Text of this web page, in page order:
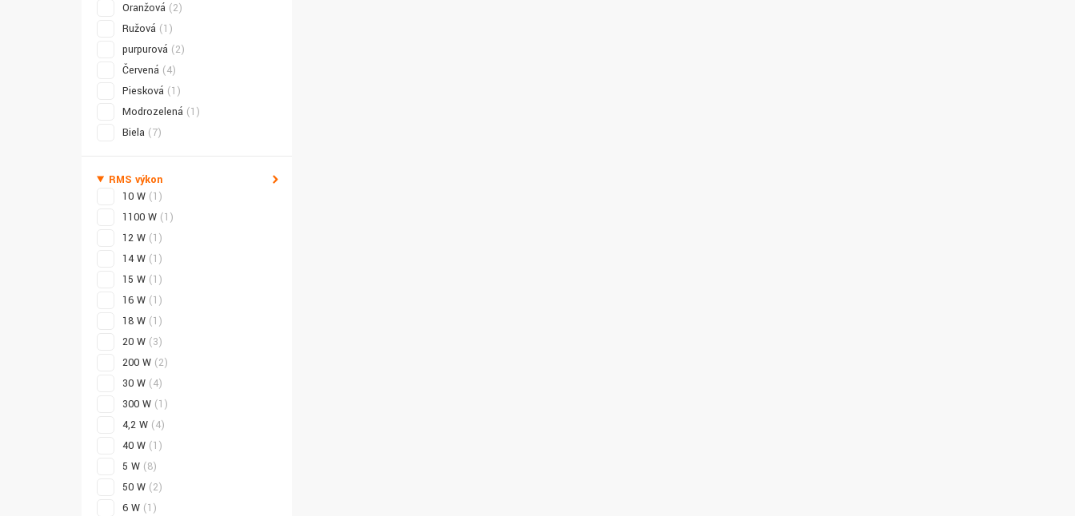
Oranžová (2)
Ružová (1)
purpurová (2)
Červená (4)
Piesková (1)
Modrozelená (1)
Biela (7)
RMS výkon
10 W (1)
1100 W (1)
12 W (1)
14 W (1)
15 W (1)
16 W (1)
18 W (1)
20 W (3)
200 W (2)
30 W (4)
300 W (1)
4,2 W (4)
40 W (1)
5 W (8)
50 W (2)
6 W (1)